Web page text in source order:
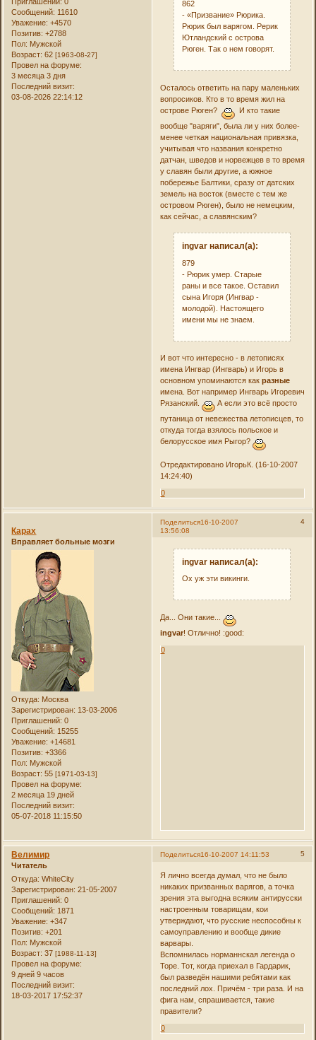
Сообщений: 11610
Уважение: +4570
Позитив: +2788
Пол: Мужской
Возраст: 62[1963-08-27]
Провел на форуме:
3 месяца 3 дня
Последний визит:
03-08-2026 22:14:12
862
- «Призвание» Рюрика.
Рюрик был варягом. Рерик
Ютландский с острова
Рюген. Так о нем говорят.
Осталось ответить на пару маленьких
вопросиков. Кто в то время жил на
острове Рюген?
И кто такие
вообще "варяги", была ли у них более-
менее четкая национальная привязка,
учитывая что названия конкретно
датчан, шведов и норвежцев в то время
у славян были другие, а южное
побережье Балтики, сразу от датских
земель на восток (вместе с тем же
островом Рюген), было не немецким,
как сейчас, а славянским?
ingvar написал(а):
879
- Рюрик умер. Старые
раны и все такое. Оставил
сына Игоря (Ингвар -
молодой). Настоящего
имени мы не знаем.
И вот что интересно - в летописях
имена Ингвар (Ингварь) и Игорь в
основном упоминаются как разные
имена. Вот например Ингварь Игоревич
Рязанский.
А если это всё просто
путаница от невежества летописцев, то
откуда тогда взялось польское и
белорусское имя Рыгор?
Отредактировано ИгорьК. (16-10-2007
14:24:40)
0
Поделиться 4
16-10-2007
13:56:08
Карах
Вправляет больные мозги
Откуда: Москва
Зарегистрирован: 13-03-2006
Приглашений: 0
Сообщений: 15255
Уважение: +14681
Позитив: +3366
Пол: Мужской
Возраст: 55[1971-03-13]
Провел на форуме:
2 месяца 19 дней
Последний визит:
05-07-2018 11:15:50
ingvar написал(а):
Ох уж эти викинги.
Да... Они такие...
ingvar! Отлично! :good:
0
Поделиться 5
16-10-2007 14:11:53
Велимир
Читатель
Откуда: WhiteCity
Зарегистрирован: 21-05-2007
Приглашений: 0
Сообщений: 1871
Уважение: +347
Позитив: +201
Пол: Мужской
Возраст: 37[1988-11-13]
Провел на форуме:
9 дней 9 часов
Последний визит:
18-03-2017 17:52:37
Я лично всегда думал, что не было
никаких призванных варягов, а точка
зрения эта выгодна всяким антирусски
настроенным товарищам, кои
утверждают, что русские неспособны к
самоуправлению и вообще дикие
варвары.
Вспомнилась норманнская легенда о
Торе. Тот, когда приехал в Гардарик,
был разведён нашими ребятами как
последний лох. Причём - три раза. И на
фига нам, спрашивается, такие
правители?
0